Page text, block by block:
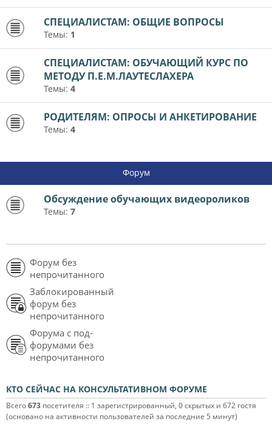
СПЕЦИАЛИСТАМ: ОБЩИЕ ВОПРОСЫ
Темы: 1
СПЕЦИАЛИСТАМ: ОБУЧАЮЩИЙ КУРС ПО
МЕТОДУ П.Е.М.ЛАУТЕСЛАХЕРА
Темы: 4
РОДИТЕЛЯМ: ОПРОСЫ И АНКЕТИРОВАНИЕ
Темы: 4
Форум
Обсуждение обучающих видеороликов
Темы: 7
Форум без
непрочитанного
Заблокированный
форум без
непрочитанного
Форума с под-
форумами без
непрочитанного
КТО СЕЙЧАС НА КОНСУЛЬТАТИВНОМ ФОРУМЕ
Всего673 посетителя :: 1 зарегистрированный, 0 скрытых и 672 гостя
(основано на активности пользователей за последние 5 минут)